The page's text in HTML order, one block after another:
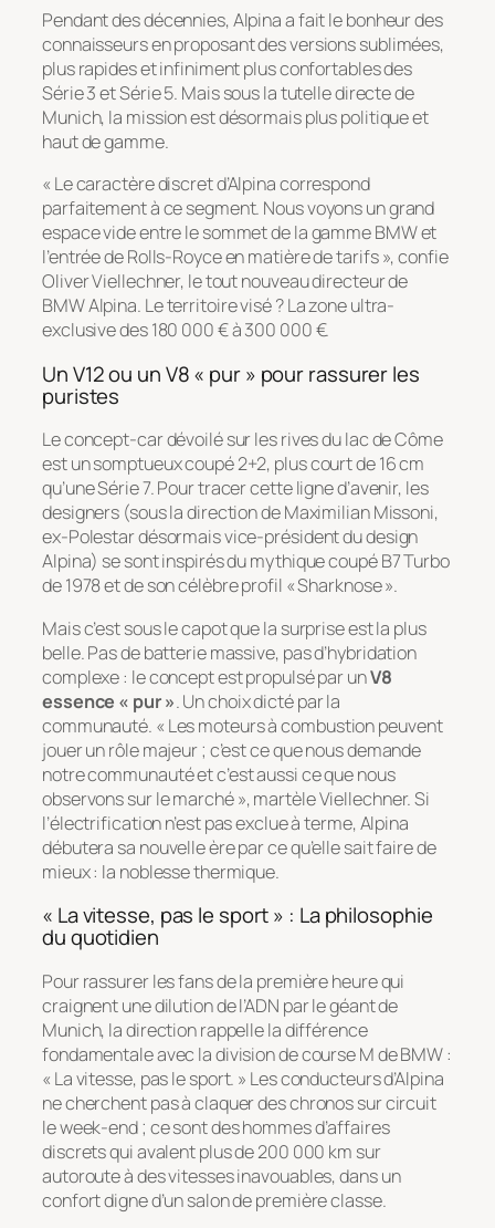
Pendant des décennies, Alpina a fait le bonheur des
connaisseurs en proposant des versions sublimées,
plus rapides et infiniment plus confortables des
Série 3 et Série 5. Mais sous la tutelle directe de
Munich, la mission est désormais plus politique et
haut de gamme.
« Le caractère discret d’Alpina correspond
parfaitement à ce segment. Nous voyons un grand
espace vide entre le sommet de la gamme BMW et
l’entrée de Rolls-Royce en matière de tarifs», confie
Oliver Viellechner, le tout nouveau directeur de
BMW Alpina. Le territoire visé ? La zone ultra-
exclusive des 180 000 € à 300 000 €.
Un V12 ou un V8 « pur » pour rassurer les
puristes
Le concept-car dévoilé sur les rives du lac de Côme
est un somptueux coupé 2+2, plus court de 16 cm
qu’une Série 7. Pour tracer cette ligne d’avenir, les
designers (sous la direction de Maximilian Missoni,
ex-Polestar désormais vice-président du design
Alpina) se sont inspirés du mythique coupé B7 Turbo
de 1978 et de son célèbre profil « Sharknose ».
Mais c’est sous le capot que la surprise est la plus
belle. Pas de batterie massive, pas d’hybridation
complexe : le concept est propulsé par unV8
essence « pur ». Un choix dicté par la
communauté. « Les moteurs à combustion peuvent
jouer un rôle majeur ; c’est ce que nous demande
notre communauté et c’est aussi ce que nous
observons sur le marché», martèle Viellechner. Si
l’électrification n’est pas exclue à terme, Alpina
débutera sa nouvelle ère par ce qu’elle sait faire de
mieux : la noblesse thermique.
« La vitesse, pas le sport » : La philosophie
du quotidien
Pour rassurer les fans de la première heure qui
craignent une dilution de l’ADN par le géant de
Munich, la direction rappelle la différence
fondamentale avec la division de course M de BMW :
« La vitesse, pas le sport. » Les conducteurs d’Alpina
ne cherchent pas à claquer des chronos sur circuit
le week-end ; ce sont des hommes d’affaires
discrets qui avalent plus de 200 000 km sur
autoroute à des vitesses inavouables, dans un
confort digne d’un salon de première classe.